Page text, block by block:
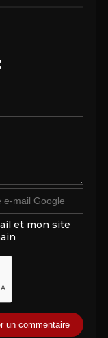
et mon site